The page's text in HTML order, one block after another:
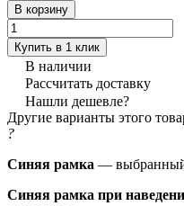
В корзину
Купить в 1 клик
В наличии
Рассчитать доставку
Нашли дешевле?
Другие варианты этого
?
Синяя рамка — выбранный
Синяя рамка при